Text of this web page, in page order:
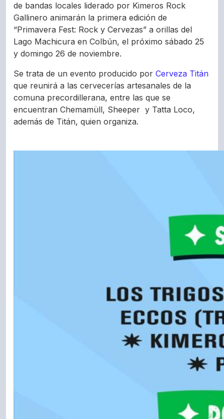
de bandas locales liderado por Kimeros Rock
Gallinero animarán la primera edición de
“Primavera Fest: Rock y Cervezas” a orillas del
Lago Machicura en Colbún, el próximo sábado 25
y domingo 26 de noviembre.
Se trata de un evento producido por Cerveza Titán
que reunirá a las cervecerías artesanales de la
comuna precordillerana, entre las que se
encuentran Chemamüll, Sheeper y Tatta Loco,
además de Titán, quien organiza.